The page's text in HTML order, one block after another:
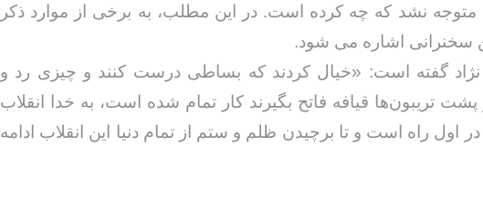
نشد که چه کرده است. در این مطلب، به برخی از موارد ذکر
سخنرانی اشاره می شود.
نژاد گفته است: «خیال کردند که بساطی درست کنند و چیزی رد و
پشت تریبون‌ها قیافه فاتح بگیرند کار تمام شده است، به خدا انقلاب
اول راه است و تا برچیدن ظلم و ستم از تمام دنیا این انقلاب ادامه